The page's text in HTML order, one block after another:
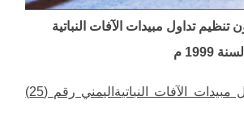
تداول مبيدات الآفات النباتية
قانون تنظيم تداول مبيدات الآفات النباتيةاليمني رقم (25)